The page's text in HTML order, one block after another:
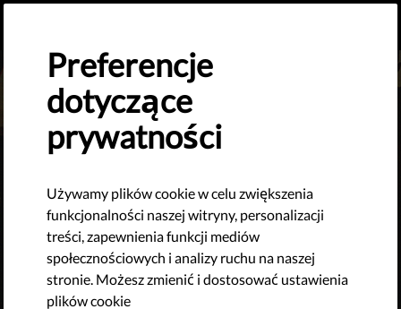
Subscribe to stay in the loop
Why should I?
You will get the latest reports before everyone else!
You can follow what we are doing for your right!
You will know about our achivements!
Show me past issues of the newsletter
Preferencje
dotyczące
prywatności
Używamy plików cookie w celu zwiększenia
funkcjonalności naszej witryny, personalizacji
treści, zapewnienia funkcji mediów
społecznościowych i analizy ruchu na naszej
stronie. Możesz zmienić i dostosować ustawienia
plików cookie